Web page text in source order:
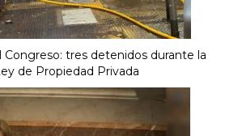
Congreso: tres detenidos durante la
de Propiedad Privada